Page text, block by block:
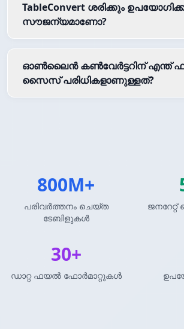
TableConvert ശരിക്കും
സൗജന്യമാണോ?
ഓൺലൈൻ കൺവേർട്ടറിന് എന്ത്
സൈസ് പരിധികളാണുള്ളത്?
800M+
പരിവർത്തനം ചെയ്ത
ടേബിളുകൾ
30+
ഡാറ്റ ഫയൽ ഫോർമാറ്റുകൾ